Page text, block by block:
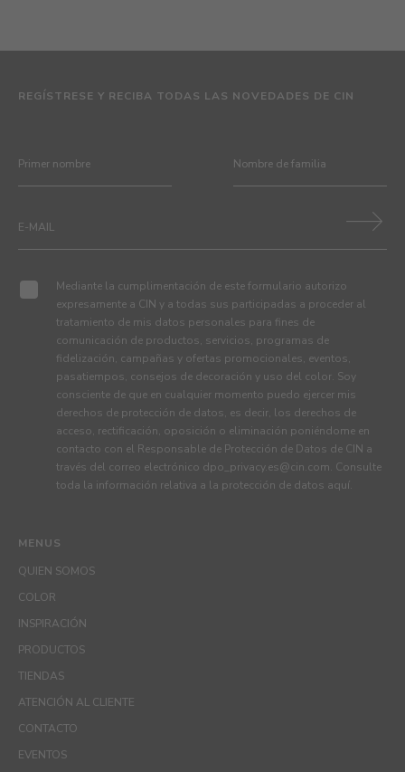
MENUS
QUIEN SOMOS
COLOR
INSPIRACIÓN
PRODUCTOS
TIENDAS
ATENCIÓN AL CLIENTE
CONTACTO
EVENTOS
REGÍSTRESE Y RECIBA TODAS LAS NOVEDADES DE CIN
Mediante la cumplimentación de este formulario autorizo
expresamente a CIN y a todas sus participadas a proceder al
tratamiento de mis datos personales para fines de
comunicación de productos, servicios, programas de
fidelización, campañas y ofertas promocionales, eventos,
pasatiempos, consejos de decoración y uso del color. Soy
consciente de que en cualquier momento puedo ejercer mis
derechos de protección de datos, es decir, los derechos de
acceso, rectificación, oposición o eliminación poniéndome en
contacto con el Responsable de Protección de Datos de CIN a
través del correo electrónico dpo_privacy.es@cin.com. Consulte
toda la información relativa a la protección de datos aquí.